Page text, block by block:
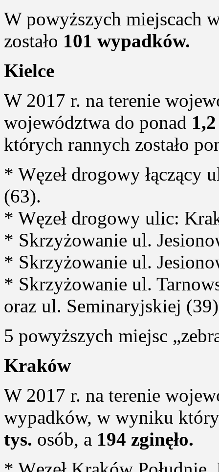
W powyższych miejscach
zostało 101 wypadków.
Kielce
W 2017 r. na terenie
województwa do ponad
których rannych zostało
* Węzeł drogowy łączący
(63).
* Węzeł drogowy ulic:
* Skrzyżowanie ul.
* Skrzyżowanie ul.
* Skrzyżowanie ul.
oraz ul. Seminaryjskiej
5 powyższych miejsc
Kraków
W 2017 r. na terenie
wypadków, w wyniku
tys. osób, a 194 zginęło.